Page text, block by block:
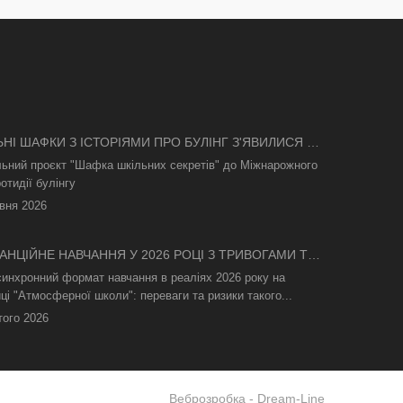
ШАФКИ З ІСТОРІЯМИ ПРО БУЛІНГ З'ЯВИЛИСЯ В
проєкт "Шафка шкільних секретів" до Міжнарожного
булінгу
2026
НАВЧАННЯ У 2026 РОЦІ З ТРИВОГАМИ ТА
ЯК АСИНХРОННИЙ ФОРМАТ РЯТУЄ
ПРОЦЕС
формат навчання в реаліях 2026 року на
"Атмосферної школи": переваги та ризики такого...
2026
Веброзробка - Dream-Line